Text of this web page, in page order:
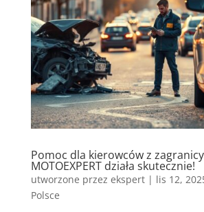
Pomoc dla kierowców z
MOTOEXPERT działa skutecznie!
utworzone przez ekspert| lis 12,
Polsce